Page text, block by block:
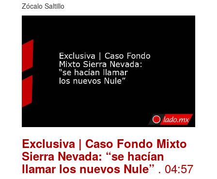
Zócalo Saltillo
Exclusiva | Caso Fondo Mixto
Sierra Nevada: “se hacían
llamar los nuevos Nule” . 04:57